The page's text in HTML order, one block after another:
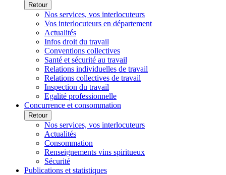
Retour
Nos services, vos interlocuteurs
Vos interlocuteurs en département
Actualités
Infos droit du travail
Conventions collectives
Santé et sécurité au travail
Relations individuelles de travail
Relations collectives de travail
Inspection du travail
Egalité professionnelle
Concurrence et consommation
Retour
Nos services, vos interlocuteurs
Actualités
Consommation
Renseignements vins spiritueux
Sécurité
Publications et statistiques